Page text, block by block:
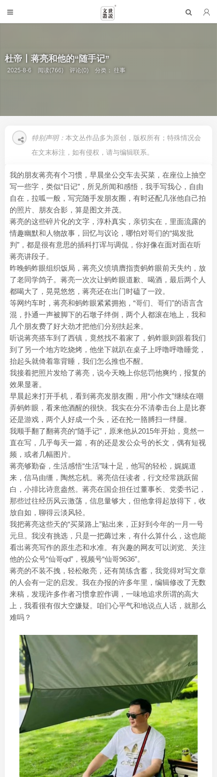
杜帝丨蒋亮和他的“随手记”
2025-8-6 阅读(766) 评论(0) 分类：往事
特别声明： 本文丛作品多为原创，版权所有；特殊情况会
在文末标注，如有侵权，请与编辑联系。
我的朋友蒋亮有个习惯，早晨坐公交车去买菜，在座位上抽空
写一些字，类似“日记”，所见所闻和感悟，我手写我心，自由
自在，拉呱一般，写完随手发朋友圈，有时还配几张他自己拍
的照片、朋友合影，算是图文并茂。
蒋亮的这些碎片化的文字，淳朴真实，亲切实在，里面流露的
情趣幽默和人物故事，回忆与议论，哪怕对哥们的“揭发批
判”，都是很有意思的插科打诨与调侃，你好像在面对面在听
蒋亮讲段子。
昨晚蚂蚱眼组织饭局，蒋亮义愤填膺指责蚂蚱眼前天失约，放
了老同学鸽子。蒋亮一次次让蚂蚱眼道歉、喝酒，最后两个人
都喝大了，晃晃悠悠，蒋亮还在出门时磕了一跤。
等网约车时，蒋亮和蚂蚱眼紧紧拥抱，“哥们、哥们”的语言含
混，扑通一声被脚下的石墩子绊倒，两个人都滚在地上，我和
几个朋友费了好大劲才把他们分别扶起来。
听说蒋亮搭车到了西镇，竟然找不着家了，蚂蚱眼则跟着我们
到了另一个地方吃烧烤，他坐下就趴在桌子上呼噜呼噜睡觉，
抬起头就倚着靠背睡，我们怎么推也不醒。
我接着把照片发给了蒋亮，说今天晚上你惩罚他爽约，报复的
效果显著。
早晨起来打开手机，看到蒋亮发朋友圈，用“小作文”继续在嘲
弄蚂蚱眼，看来他酒醒的很快。我实在分不清拳击台上是比赛
还是游戏，两个人好成一个头，还在抡一胳膊扫一绊腿。
我顺手翻了翻蒋亮的“随手记”，原来他从2015年开始，竟然一
直在写，几乎每天一篇，有的还是发公众号的长文，偶有短视
频，或者几幅图片。
蒋亮够勤奋，生活感悟“生活”味十足，他写的轻松，娓娓道
来，信马由缰，陶然忘机。蒋亮信任读者，行文经常跳跃留
白，小排比诗意盎然。蒋亮在国企担任过董事长、党委书记，
那些过往经历风云激荡，信息量够大，但他拿得起放得下，收
放自如，聊得云淡风轻。
我把蒋亮这些天的“买菜路上”贴出来，正好到今年的一月一号
元旦。我没有挑选，只是一把薅过来，有什么算什么，这也能
看出蒋亮写作的原生态和水准。有兴趣的网友可以浏览、关注
他的公众号“仙哥qd”，视频号“仙哥9636”。
蒋亮的不装不拽，轻松敞亮，还有简练含蓄，我觉得对写文章
的人会有一定的启发。我在办报的许多年里，编辑修改了无数
来稿，发现许多作者习惯拿腔作调，一味地追求所谓的高大
上，我看很有假大空嫌疑。咱们心平气和地说点人话，就那么
难吗？